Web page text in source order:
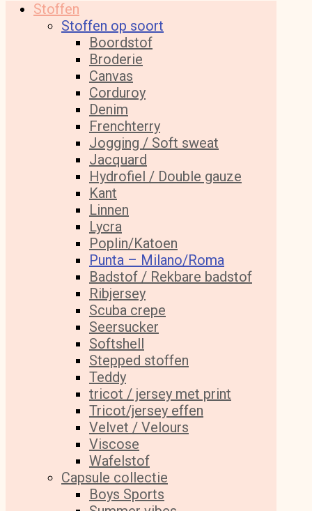
Stoffen
Stoffen op soort
Boordstof
Broderie
Canvas
Corduroy
Denim
Frenchterry
Jogging / Soft sweat
Jacquard
Hydrofiel / Double gauze
Kant
Linnen
Lycra
Poplin/Katoen
Punta – Milano/Roma
Badstof / Rekbare badstof
Ribjersey
Scuba crepe
Seersucker
Softshell
Stepped stoffen
Teddy
tricot / jersey met print
Tricot/jersey effen
Velvet / Velours
Viscose
Wafelstof
Capsule collectie
Boys Sports